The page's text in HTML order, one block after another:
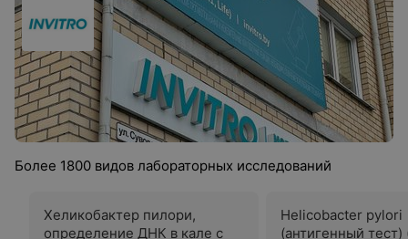
Более 1800 видов лабораторных исследований
Хеликобактер пилори,
определение ДНК в кале с
Helicobacter pylori
(антигенный тест)